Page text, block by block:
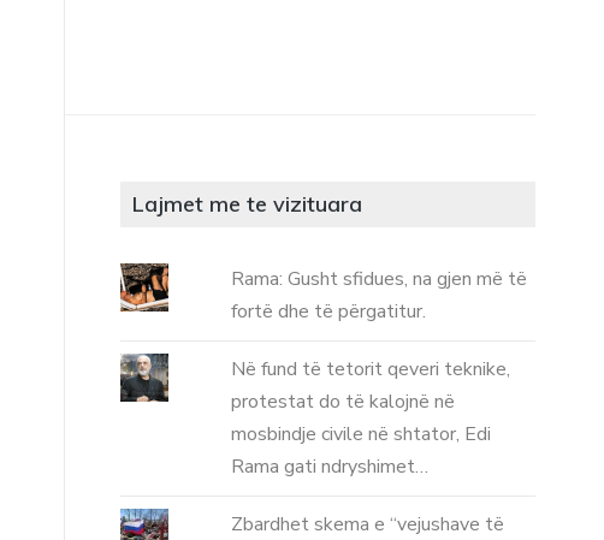
Lajmet me te vizituara
Rama: Gusht sfidues, na gjen më të
fortë dhe të përgatitur.
Në fund të tetorit qeveri teknike,
protestat do të kalojnë në
mosbindje civile në shtator, Edi
Rama gati ndryshimet…
Zbardhet skema e “vejushave të